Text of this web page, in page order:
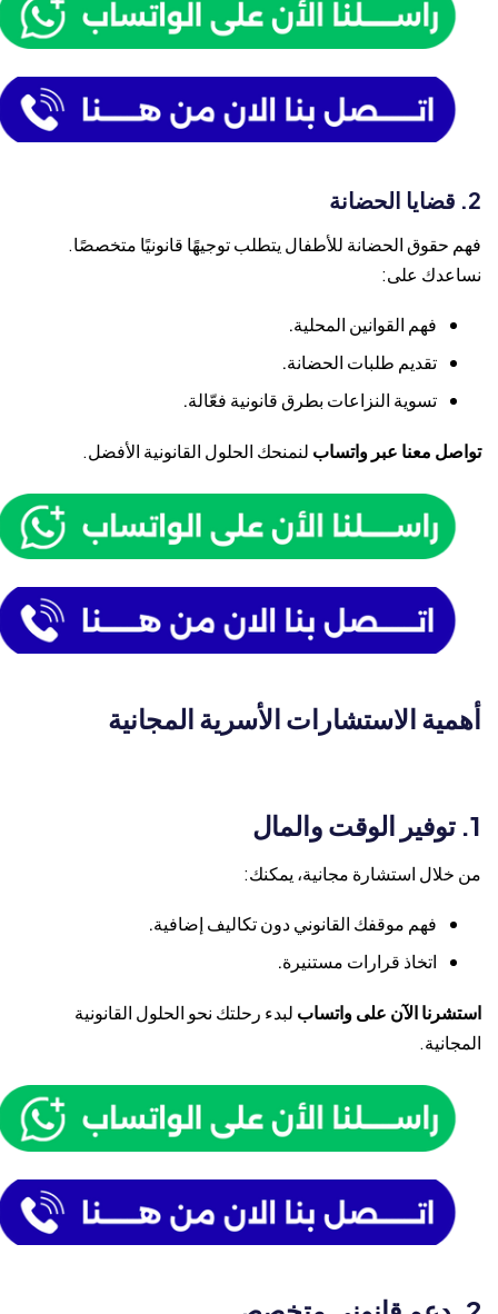
2. قضايا الحضانة
فهم حقوق الحضانة للأطفال يتطلب توجيهًا قانونيًا متخصصًا.
نساعدك على:
فهم القوانين المحلية.
تقديم طلبات الحضانة.
تسوية النزاعات بطرق قانونية فعّالة.
تواصل معنا عبر واتسابلنمنحك الحلول القانونية الأفضل.
أهمية الاستشارات الأسرية المجانية
من خلال استشارة مجانية، يمكنك:
فهم موقفك القانوني دون تكاليف إضافية.
اتخاذ قرارات مستنيرة.
استشرنا الآن على واتسابلبدء رحلتك نحو الحلول القانونية
المجانية.